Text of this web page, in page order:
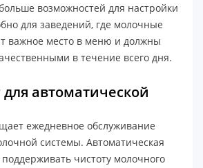
возможностей для настройки
для заведений, где молочные
важное место в меню и должны
в течение всего дня.
автоматической
ежедневное обслуживание
системы. Автоматическая
чистоту молочного